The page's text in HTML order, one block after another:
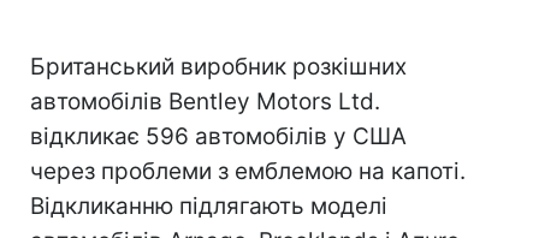
Британський виробник розкішних
автомобілів Bentley Motors Ltd.
відкликає 596 автомобілів у США
через проблеми з емблемою на капоті.
Відкликанню підлягають моделі